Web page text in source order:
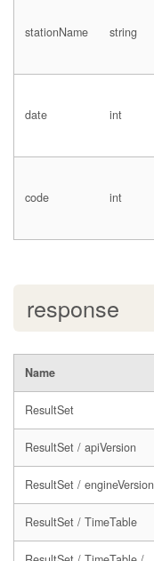
stationName string
date int
code int
response
Name
ResultSet
ResultSet / apiVersion
ResultSet / engineVersion
ResultSet / TimeTable